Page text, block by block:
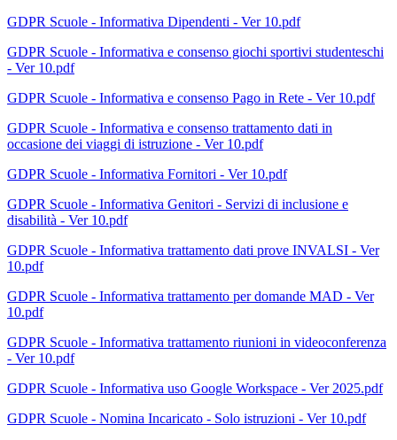
GDPR Scuole - Informativa Dipendenti - Ver 10.pdf
GDPR Scuole - Informativa e consenso giochi sportivi studenteschi
- Ver 10.pdf
GDPR Scuole - Informativa e consenso Pago in Rete - Ver 10.pdf
GDPR Scuole - Informativa e consenso trattamento dati in
occasione dei viaggi di istruzione - Ver 10.pdf
GDPR Scuole - Informativa Fornitori - Ver 10.pdf
GDPR Scuole - Informativa Genitori - Servizi di inclusione e
disabilità - Ver 10.pdf
GDPR Scuole - Informativa trattamento dati prove INVALSI - Ver
10.pdf
GDPR Scuole - Informativa trattamento per domande MAD - Ver
10.pdf
GDPR Scuole - Informativa trattamento riunioni in videoconferenza
- Ver 10.pdf
GDPR Scuole - Informativa uso Google Workspace - Ver 2025.pdf
GDPR Scuole - Nomina Incaricato - Solo istruzioni - Ver 10.pdf